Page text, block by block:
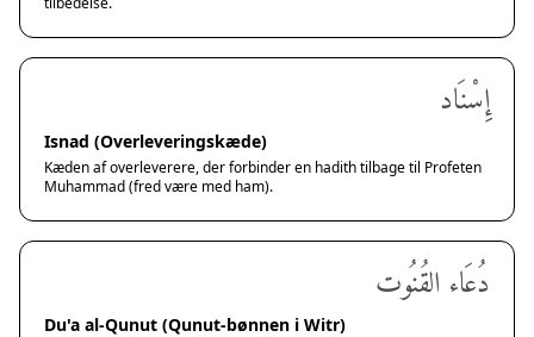
إِسْنَاد
Isnad (Overleveringskæde)
Kæden af overleverere, der forbinder en hadith tilbage til Profeten
Muhammad (fred være med ham).
دُعَاء القُنُوت
Du'a al-Qunut (Qunut-bønnen i Witr)